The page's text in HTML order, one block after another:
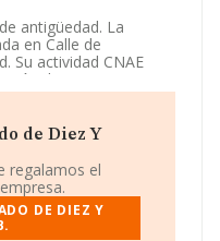
antigüedad. La
en Calle de
Su actividad CNAE
deportiva y
Diez Y Diez C.b.es
de Diez Y
regalamos el
DE DIEZ Y